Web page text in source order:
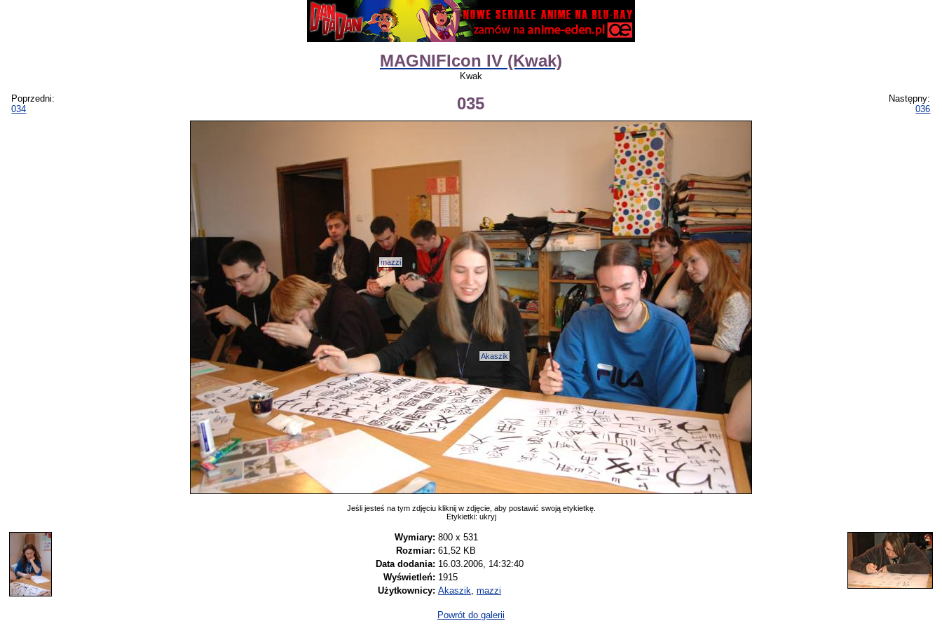
MAGNIFIcon IV (Kwak)
Kwak
Poprzedni:
034
035
Następny:
036
Akaszik
mazzi
Jeśli jesteś na tym zdjęciu kliknij w zdjęcie, aby postawić swoją etykietkę.
Etykietki: ukryj
Wymiary: 800 x 531
Rozmiar: 61,52 KB
Data dodania: 16.03.2006, 14:32:40
Wyświetleń: 1915
Użytkownicy: Akaszik mazzi
Powrót do galerii